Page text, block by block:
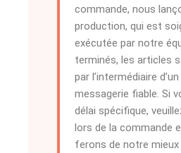
commande, nous
production, qui est
exécutée par notre
terminés, les articles
par l’intermédiaire
messagerie fiable. Si
délai spécifique,
lors de la commande
ferons de notre mieux